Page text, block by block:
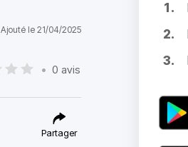
Ajouté le 21/04/2025
• 0 avis
Partager